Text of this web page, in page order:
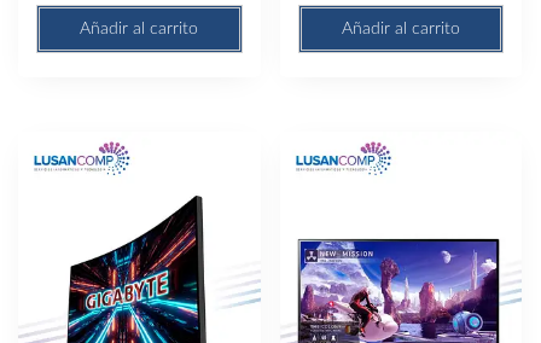
Añadir al carrito Añadir al carrito